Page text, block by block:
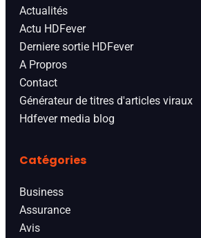
Actualités
Actu HDFever
Derniere sortie HDFever
A Propros
Contact
Générateur de titres d'articles viraux
Hdfever media blog
Catégories
Business
Assurance
Avis